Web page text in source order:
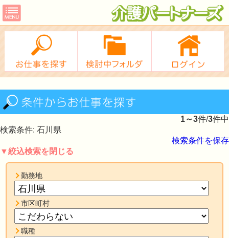
1～3件/3件中
検索条件: 石川県
検索条件を保存
▼絞込検索を閉じる
勤務地
市区町村
職種